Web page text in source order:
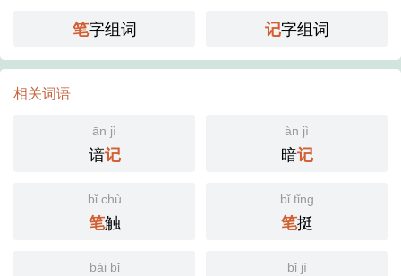
笔字组词 记字组词
相关词语
ān jì
谙记
àn jì
暗记
bǐ chù
笔触
bǐ tǐng
笔挺
bài bǐ bǐ jì